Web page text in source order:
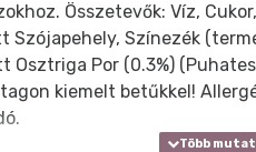
Összetevők: Víz,
Színezék
Por (0.3%)
kiemelt betűkkel!